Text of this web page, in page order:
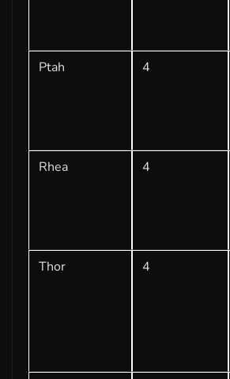
Ptah
4
Rhea
4
Thor
4